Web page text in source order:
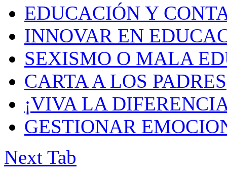
EDUCACIÓN Y
INNOVAR EN
SEXISMO O MALA
CARTA A LOS PADRES
¡VIVA LA
GESTIONAR
Next Tab